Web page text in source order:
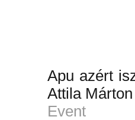
Apu azért
Attila
Event